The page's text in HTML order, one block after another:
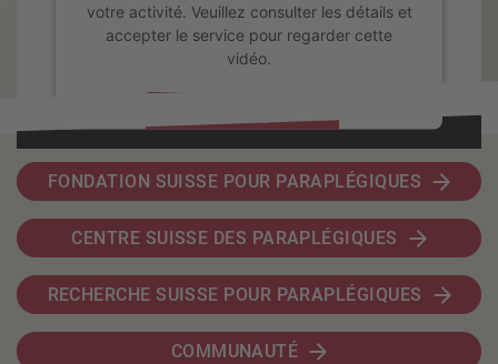
votre activité. Veuillez consulter les détails et
accepter le service pour regarder cette
vidéo.
Accepter
FONDATION SUISSE POUR PARAPLÉGIQUES
CENTRE SUISSE DES PARAPLÉGIQUES
RECHERCHE SUISSE POUR PARAPLÉGIQUES
COMMUNAUTÉ